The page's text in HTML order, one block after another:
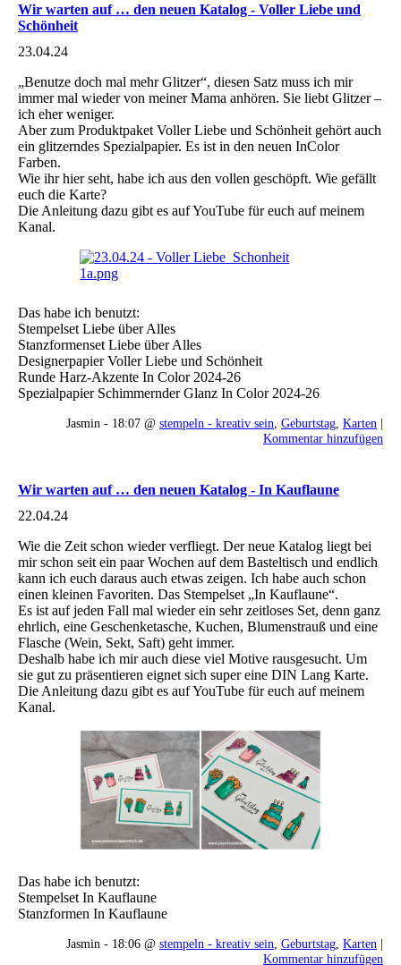
Wir warten auf … den neuen Katalog - Voller Liebe und
Schönheit
23.04.24
„Benutze doch mal mehr Glitzer“, diesen Satz muss ich mir
immer mal wieder von meiner Mama anhören. Sie liebt Glitzer –
ich eher weniger.
Aber zum Produktpaket Voller Liebe und Schönheit gehört auch
ein glitzerndes Spezialpapier. Es ist in den neuen InColor
Farben.
Wie ihr hier seht, habe ich aus den vollen geschöpft. Wie gefällt
euch die Karte?
Die Anleitung dazu gibt es auf YouTube für euch auf meinem
Kanal.
Das habe ich benutzt:
Stempelset Liebe über Alles
Stanzformenset Liebe über Alles
Designerpapier Voller Liebe und Schönheit
Runde Harz-Akzente In Color 2024-26
Spezialpapier Schimmernder Glanz In Color 2024-26
Jasmin - 18:07 @ stempeln - kreativ sein Geburtstag Karten |
Kommentar hinzufügen
Wir warten auf … den neuen Katalog - In Kauflaune
22.04.24
Wie die Zeit schon wieder verfliegt. Der neue Katalog liegt bei
mir schon seit ein paar Wochen auf dem Basteltisch und endlich
kann ich euch daraus auch etwas zeigen. Ich habe auch schon
einen kleinen Favoriten. Das Stempelset „In Kauflaune“.
Es ist auf jeden Fall mal wieder ein sehr zeitloses Set, denn ganz
ehrlich, eine Geschenketasche, Kuchen, Blumenstrauß und eine
Flasche (Wein, Sekt, Saft) geht immer.
Deshalb habe ich mir auch diese viel Motive rausgesucht. Um
sie gut zu präsentieren eignet sich super eine DIN Lang Karte.
Die Anleitung dazu gibt es auf YouTube für euch auf meinem
Kanal.
Das habe ich benutzt:
Stempelset In Kauflaune
Stanzformen In Kauflaune
Jasmin - 18:06 @ stempeln - kreativ sein Geburtstag Karten |
Kommentar hinzufügen